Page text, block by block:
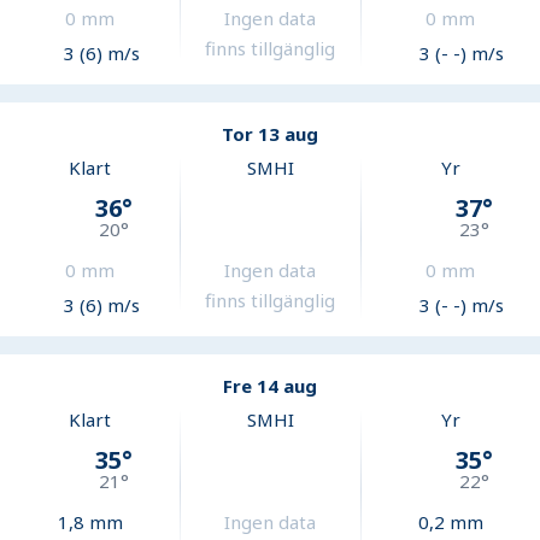
0 mm
3 (6) m/s
Ingen data
finns tillgänglig
0 mm
3 (- -) m/s
Tor 13 aug
Klart
36°
20°
0 mm
3 (6) m/s
SMHI
Ingen data
finns tillgänglig
Yr
37°
23°
0 mm
3 (- -) m/s
Fre 14 aug
Klart
35°
21°
1,8 mm
SMHI
Ingen data
Yr
35°
22°
0,2 mm